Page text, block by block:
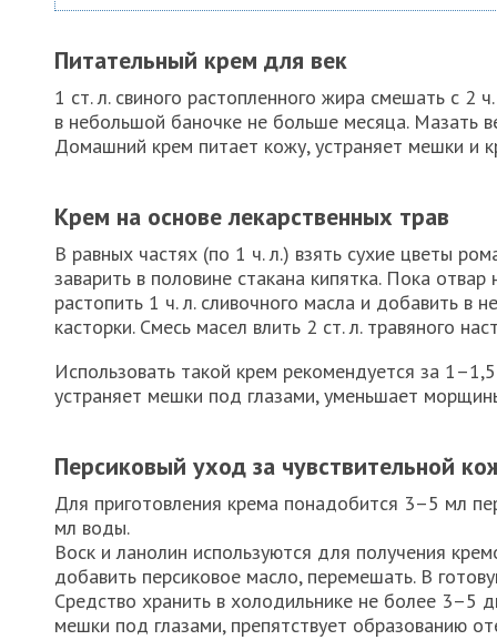
Питательный крем для век
1 ст. л. свиного растопленного жира смешать с 2
в небольшой баночке не больше месяца. Мазать
Домашний крем питает кожу, устраняет мешки и
Крем на основе лекарственных трав
В равных частях (по 1 ч. л.) взять сухие цветы
заварить в половине стакана кипятка. Пока отвар
растопить 1 ч. л. сливочного масла и добавить в
касторки. Смесь масел влить 2 ст. л. травяного
Использовать такой крем рекомендуется за
устраняет мешки под глазами, уменьшает
Персиковый уход за чувствительной
Для приготовления крема понадобится 3–5 мл
мл воды.
Воск и ланолин используются для получения
добавить персиковое масло, перемешать. В
Средство хранить в холодильнике не более 3–5
мешки под глазами, препятствует образованию